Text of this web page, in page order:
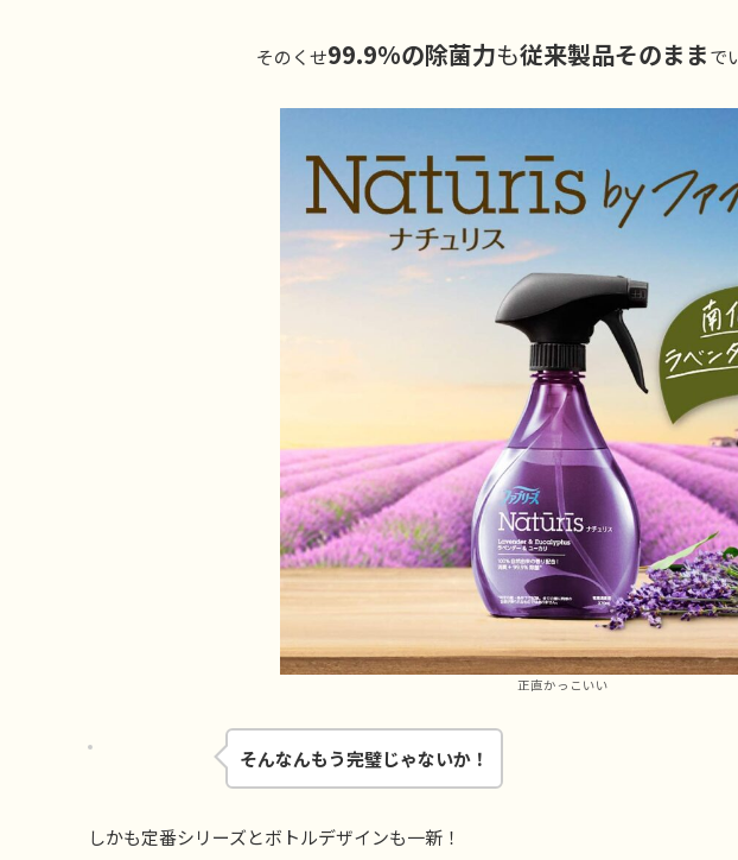
そのくせ99.9%の除菌力も従来製品そのままで
正直かっこいい
そんなんもう完璧じゃないか！
しかも定番シリーズとボトルデザインも一新！